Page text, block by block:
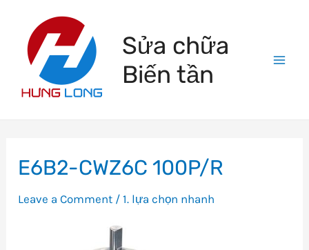
content
Sửa chữa
Biến tần
E6B2-CWZ6C 100P/R
Leave a Comment /1. lựa chọn nhanh